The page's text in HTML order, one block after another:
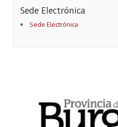
Sede Electrónica
Sede Electrónica